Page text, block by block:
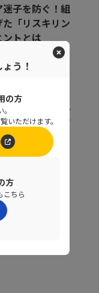
子を防ぐ！組
「リスキリン
トとは
ネッセコーポレーシ
をクラウド化
ットとは？電話
率化する方法
ムズ株式会社
はなぜ起き
ない失注”を
う！
の方
いただけます。
方
こちら